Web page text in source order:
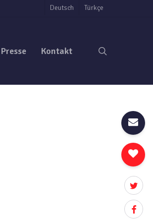
twitter
Deutsch Türkçe
Presse Kontakt